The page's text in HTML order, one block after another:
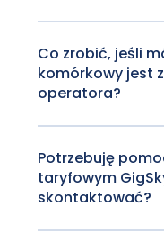
informacje
Co zrobić, jeśli
komórkowy jest
operatora?
GigSky.com.
Potrzebuję
taryfowym
skontaktować?